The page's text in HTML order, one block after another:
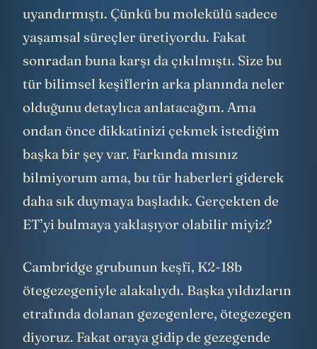
uyandırmıştı. Çünkü bu molekülü sadece
yaşamsal süreçler üretiyordu. Fakat
sonradan buna karşı da çıkılmıştı. Size bu
tür bilimsel keşiflerin arka planında neler
olduğunu detaylıca anlatacağım. Ama
ondan önce dikkatinizi çekmek istediğim
başka bir şey var. Farkında mısınız
bilmiyorum ama, bu tür haberleri giderek
daha sık duymaya başladık. Gerçekten de
ET’yi bulmaya yaklaşıyor olabilir miyiz?
Cambridge grubunun keşfi, K2-18b
ötegezegeniyle alakalıydı. Başka yıldızların
etrafında dolanan gezegenlere, ötegezegen
diyoruz. Fakat oraya gidip de gezegende